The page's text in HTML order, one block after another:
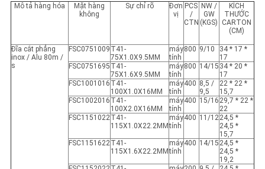
Mô tả hàng hóa
Mặt hàng
không
Sự chỉ rõ
Đơn
vị
PCS
/
CTN
NW /
GW
(KGS)
KÍCH
THƯỚC
CARTON
(CM)
Đĩa cắt phẳng
inox / Alu 80m /
s
FSC0751009 T41-
75X1.0X9.5MM
máy
tính
800 9/10
34 * 17 *
17
FSC0751695 T41-
75X1.6X9.5MM
máy
tính
800 14/15 34 * 20 *
17
FSC1001016 T41-
100X1.0X16MM
máy
tính
400 8,5 /
9,5
22 * 22 * ​​
15,7
FSC1002016 T41-
100X2.0X16MM
máy
tính
400 15/16 29,7 * 22 *
​​22
FSC1151022T41-
115X1.0X22.2MM
máy
tính
400 11/1224,5 *
24,5 *
15,7
FSC1151622T41-
115X1.6X22.2MM
máy
tính
400 14/15 24,5 *
24,5 *
19,2